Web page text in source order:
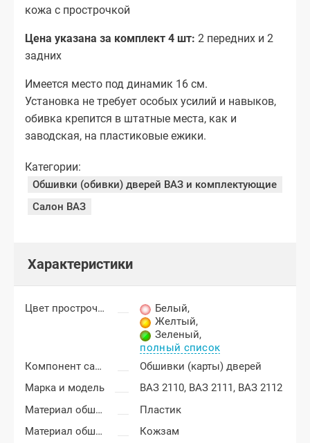
кожа с прострочкой
Цена указана за комплект 4 шт: 2 передних и 2
задних
Имеется место под динамик 16 см.
Установка не требует особых усилий и навыков,
обивка крепится в штатные места, как и
заводская, на пластиковые ежики.
Категории:
Обшивки (обивки) дверей ВАЗ и комплектующие
Салон ВАЗ
Характеристики
Цвет прострочки Белый,
Желтый,
Зеленый,
полный список
Компонент салона
Обшивки (карты) дверей
Марка и модель
ВАЗ 2110, ВАЗ 2111, ВАЗ 2112
Материал обшивки двери (основа)
Пластик
Материал обшивки двери (внешний)
Кожзам